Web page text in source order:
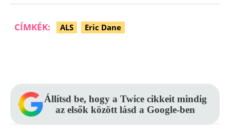
CÍMKÉK: ALS Eric Dane
Állítsd be, hogy a Twice cikkeit mindig
az elsők között lásd a Google-ben